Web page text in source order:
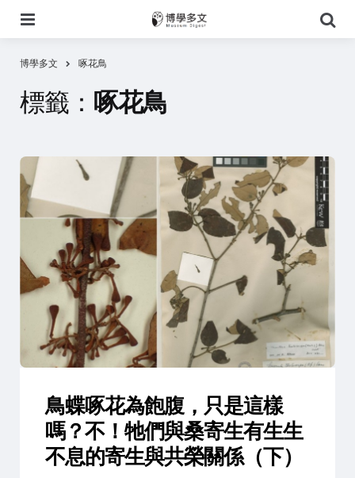
尋
博學多文 啄花鳥
標籤： 啄花鳥
鳥蝶啄花為飽腹，只是這樣
嗎？不！牠們與桑寄生有生生
不息的寄生與共榮關係（下）